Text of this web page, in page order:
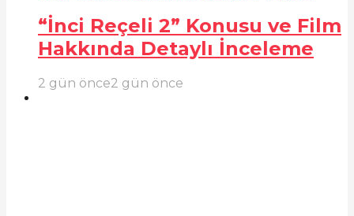
“İnci Reçeli 2” Konusu ve Film
Hakkında Detaylı İnceleme
2 gün önce2 gün önce